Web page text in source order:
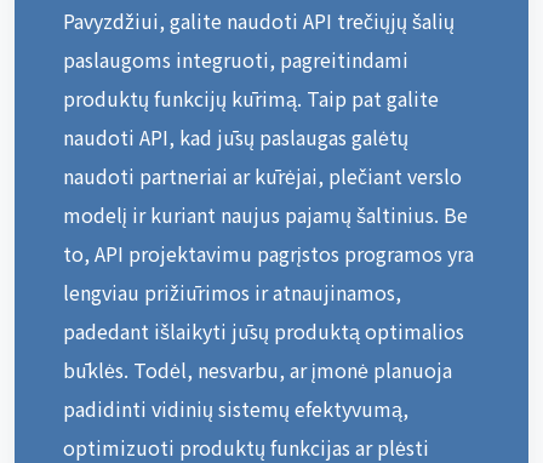
Pavyzdžiui, galite naudoti API trečiųjų šalių
paslaugoms integruoti, pagreitindami
produktų funkcijų kūrimą. Taip pat galite
naudoti API, kad jūsų paslaugas galėtų
naudoti partneriai ar kūrėjai, plečiant verslo
modelį ir kuriant naujus pajamų šaltinius. Be
to, API projektavimu pagrįstos programos yra
lengviau prižiūrimos ir atnaujinamos,
padedant išlaikyti jūsų produktą optimalios
būklės. Todėl, nesvarbu, ar įmonė planuoja
padidinti vidinių sistemų efektyvumą,
optimizuoti produktų funkcijas ar plėsti